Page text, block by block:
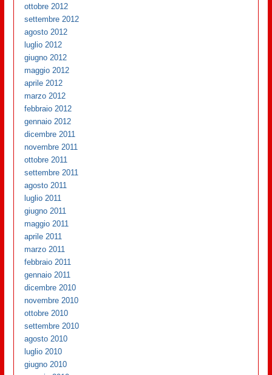
ottobre 2012
settembre 2012
agosto 2012
luglio 2012
giugno 2012
maggio 2012
aprile 2012
marzo 2012
febbraio 2012
gennaio 2012
dicembre 2011
novembre 2011
ottobre 2011
settembre 2011
agosto 2011
luglio 2011
giugno 2011
maggio 2011
aprile 2011
marzo 2011
febbraio 2011
gennaio 2011
dicembre 2010
novembre 2010
ottobre 2010
settembre 2010
agosto 2010
luglio 2010
giugno 2010